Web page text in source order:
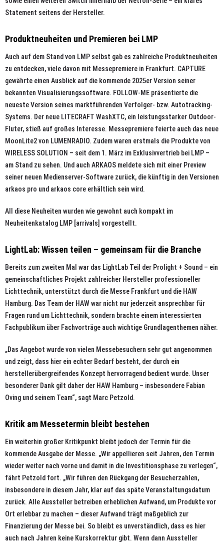
Statement seitens der Hersteller.
Produktneuheiten und Premieren bei LMP
Auch auf dem Stand von LMP selbst gab es zahlreiche Produktneuheiten
zu entdecken, viele davon mit Messepremiere in Frankfurt. CAPTURE
gewährte einen Ausblick auf die kommende 2025er Version seiner
bekannten Visualisierungssoftware. FOLLOW-ME präsentierte die
neueste Version seines marktführenden Verfolger- bzw. Autotracking-
Systems. Der neue LITECRAFT WashXTC, ein leistungsstarker Outdoor-
Fluter, stieß auf großes Interesse. Messepremiere feierte auch das neue
MoonLite2 von LUMENRADIO. Zudem waren erstmals die Produkte von
WIRELESS SOLUTION – seit dem 1. März im Exklusivvertrieb bei LMP –
am Stand zu sehen. Und auch ARKAOS meldete sich mit einer Preview
seiner neuen Medienserver-Software zurück, die künftig in den Versionen
arkaos pro und arkaos core erhältlich sein wird.
All diese Neuheiten wurden wie gewohnt auch kompakt im
Neuheitenkatalog LMP [arrivals] vorgestellt.
LightLab: Wissen teilen – gemeinsam für die Branche
Bereits zum zweiten Mal war das LightLab Teil der Prolight + Sound – ein
gemeinschaftliches Projekt zahlreicher Hersteller professioneller
Lichttechnik, unterstützt durch die Messe Frankfurt und die HAW
Hamburg. Das Team der HAW war nicht nur jederzeit ansprechbar für
Fragen rund um Lichttechnik, sondern brachte einem interessierten
Fachpublikum über Fachvorträge auch wichtige Grundlagenthemen näher.
„Das Angebot wurde von vielen Messebesuchern sehr gut angenommen
und zeigt, dass hier ein echter Bedarf besteht, der durch ein
herstellerübergreifendes Konzept hervorragend bedient wurde. Unser
besonderer Dank gilt daher der HAW Hamburg – insbesondere Fabian
Oving und seinem Team“, sagt Marc Petzold.
Kritik am Messetermin bleibt bestehen
Ein weiterhin großer Kritikpunkt bleibt jedoch der Termin für die
kommende Ausgabe der Messe. „Wir appellieren seit Jahren, den Termin
wieder weiter nach vorne und damit in die Investitionsphase zu verlegen“,
fährt Petzold fort. „Wir führen den Rückgang der Besucherzahlen,
insbesondere in diesem Jahr, klar auf das späte Veranstaltungsdatum
zurück. Alle Aussteller betreiben erheblichen Aufwand, um Produkte vor
Ort erlebbar zu machen – dieser Aufwand trägt maßgeblich zur
Finanzierung der Messe bei. So bleibt es unverständlich, dass es hier
auch nach Jahren keine Kurskorrektur gibt. Wenn dann Aussteller